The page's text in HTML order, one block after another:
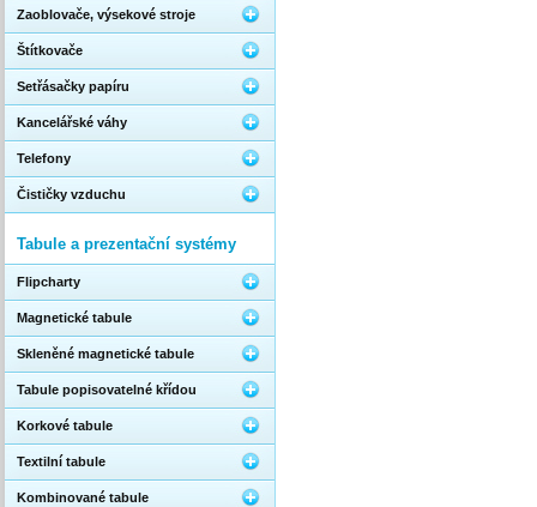
Zaoblovače, výsekové stroje
Štítkovače
Setřásačky papíru
Kancelářské váhy
Telefony
Čističky vzduchu
Tabule a prezentační systémy
Flipcharty
Magnetické tabule
Skleněné magnetické tabule
Tabule popisovatelné křídou
Korkové tabule
Textilní tabule
Kombinované tabule